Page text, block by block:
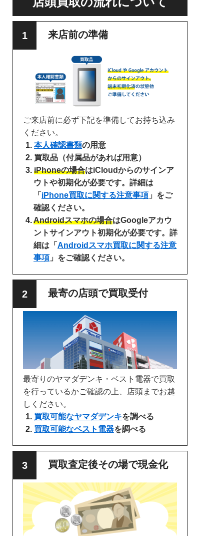
来店前の準備
ご来店前に必ず下記を準備してお持ち込み
ください。
本人確認書類の用意
買取品（付属品があれば用意）
iPhoneの場合はiCloudからのサインア
ウトや初期化が必要です。詳細は
「 iPhone買取に関する注意事項 」をご
確認ください。
Androidスマホの場合はGoogleアカウ
ントサインアウト初期化が必要です。詳
細は「 Androidスマホ買取に関する注意
事項 」をご確認ください。
最寄の店頭で買取受付
最寄りのヤマダデンキ・ベスト電器で買取
を行っているかご確認の上、店頭までお越
しください。
買取可能なヤマダデンキを調べる
買取可能なベスト電器を調べる
買取査定後その場で現金化